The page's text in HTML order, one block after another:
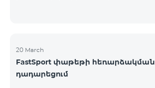
20 March
FastSport փաթեթի հեռարձակման
դադարեցում